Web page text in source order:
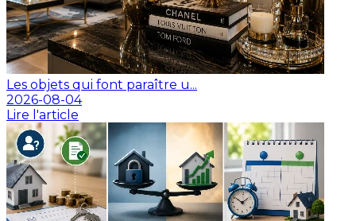
Les objets qui font paraître u...
2026-08-04
Lire l'article